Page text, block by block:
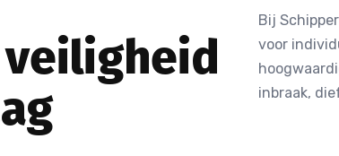
Bij
voor
inbraak,